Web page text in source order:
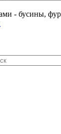
- бусины,